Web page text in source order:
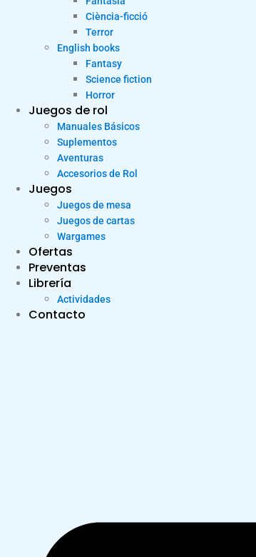
Ciència-ficció
Terror
English books
Fantasy
Science fiction
Horror
Juegos de rol
Manuales Básicos
Suplementos
Aventuras
Accesorios de Rol
Juegos
Juegos de mesa
Juegos de cartas
Wargames
Ofertas
Preventas
Librería
Actividades
Contacto